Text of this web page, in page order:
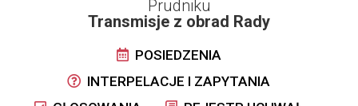
Prudniku
Transmisje z obrad Rady
POSIEDZENIA
INTERPELACJE I ZAPYTANIA